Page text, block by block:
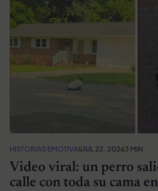
HISTORIAS EMOTIVASJUL 22, 20263 MIN
Video viral: un perro
calle con toda su cama